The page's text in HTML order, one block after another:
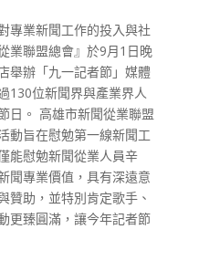
專業新聞工作的投入與社
業聯盟總會』於9月1日晚
舉辦「九一記者節」媒體
130位新聞界與產業界人
日。 高雄市新聞從業聯盟
動旨在慰勉第一線新聞工
能慰勉新聞從業人員辛
聞專業價值，具有深遠意
贊助，並特別肯定歌手、
更臻圓滿，讓今年記者節